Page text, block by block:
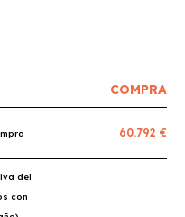
COMPRA
60.792 €
del
con